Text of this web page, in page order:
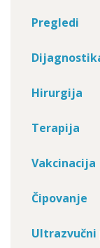
Pregledi
Hirurgija
Terapija
Vakcinacija
Čipovanje
Ultrazvučni